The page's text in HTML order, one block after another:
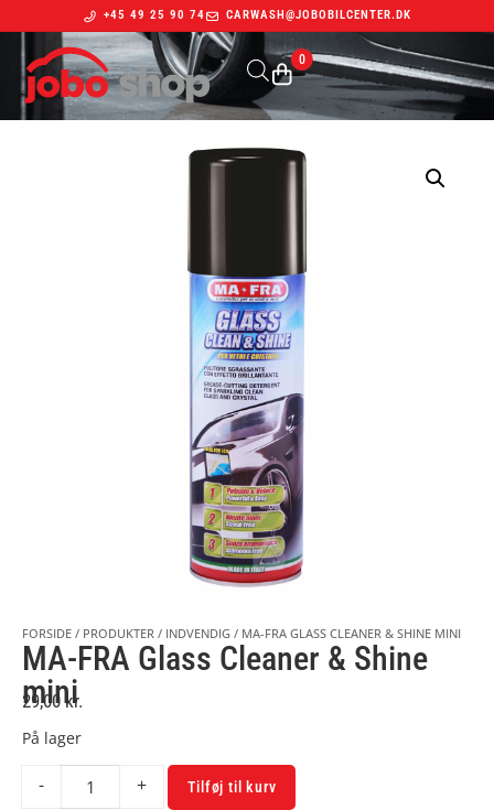
+45 49 25 90 74 CARWASH@JOBOBILCENTER.DK
0
Indkøbskurv
FORSIDE / PRODUKTER / INDVENDIG / MA-FRA GLASS CLEANER & SHINE MINI
MA-FRA Glass Cleaner & Shine
mini
29,00kr.
På lager
- + Tilføj til kurv